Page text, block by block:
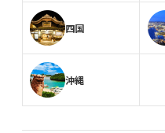
四国
沖縄